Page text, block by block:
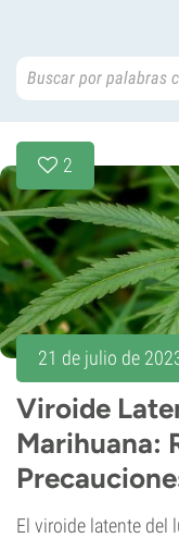
2
21 de julio de
Viroide
Marihuana:
El viroide latente del